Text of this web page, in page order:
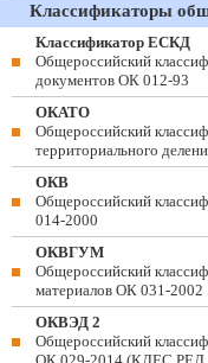
Классификаторы
Классификатор ЕСКД
Общероссийский
документов ОК 012-93
ОКАТО
Общероссийский
территориального
ОКВ
Общероссийский
014-2000
ОКВГУМ
Общероссийский
материалов ОК 031-2002
ОКВЭД 2
Общероссийский